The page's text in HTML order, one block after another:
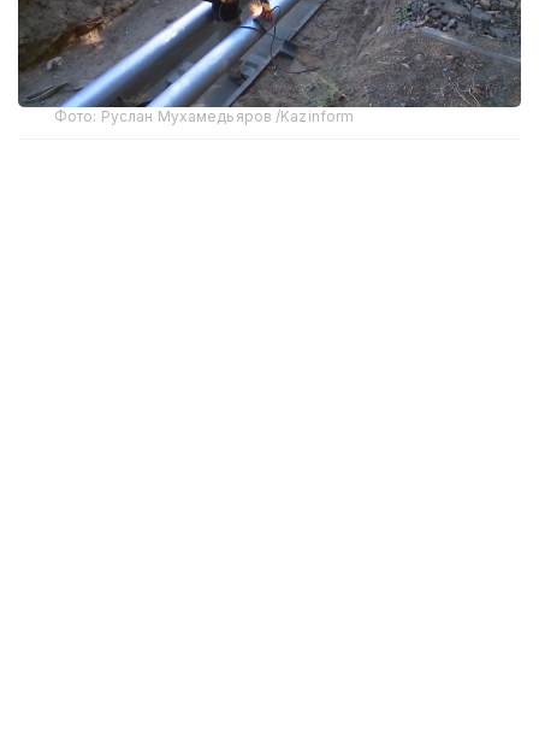
Фото: Руслан Мухамедьяров /Kazinform